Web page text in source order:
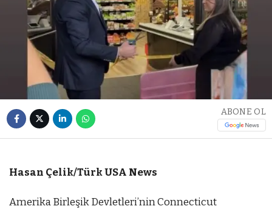
ABONE OL
Hasan Çelik/Türk USA News
Amerika Birleşik Devletleri’nin Connecticut